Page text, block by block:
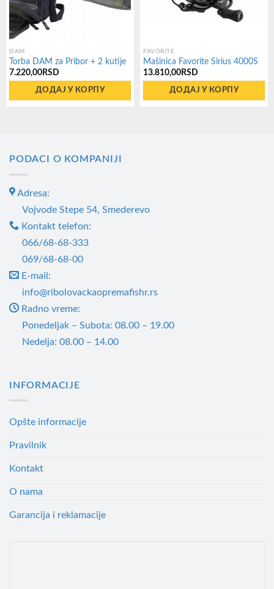
DAM
Torba DAM za Pribor + 2 kutije
7.220,00 RSD
ДОДАЈ У КОРПУ
FAVORITE
Mašinica Favorite Sirius 4000S
13.810,00 RSD
ДОДАЈ У КОРПУ
PODACI O KOMPANIJI
Adresa:
Vojvode Stepe 54, Smederevo
Kontakt telefon:
066/68-68-333
069/68-68-00
E-mail:
info@ribolovackaopremafishr.rs
Radno vreme:
Ponedeljak – Subota: 08.00 – 19.00
Nedelja: 08.00 – 14.00
INFORMACIJE
Opšte informacije
Pravilnik
Kontakt
O nama
Garancija i reklamacije